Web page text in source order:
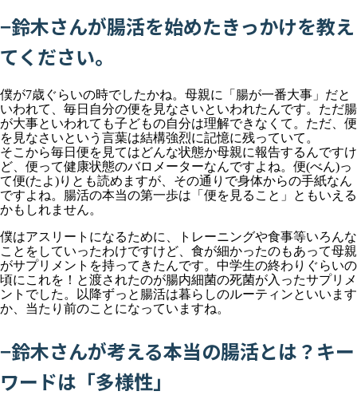
−鈴木さんが腸活を始めたきっかけを教え
てください。
僕が7歳ぐらいの時でしたかね。母親に「腸が一番大事」だと
いわれて、毎日自分の便を見なさいといわれたんです。ただ腸
が大事といわれても子どもの自分は理解できなくて。ただ、便
を見なさいという言葉は結構強烈に記憶に残っていて。
そこから毎日便を見てはどんな状態か母親に報告するんですけ
ど、便って健康状態のバロメーターなんですよね。便(べん)っ
て便(たよ)りとも読めますが、その通りで身体からの手紙なん
ですよね。腸活の本当の第一歩は「便を見ること」ともいえる
かもしれません。
僕はアスリートになるために、トレーニングや食事等いろんな
ことをしていったわけですけど、食が細かったのもあって母親
がサプリメントを持ってきたんです。中学生の終わりぐらいの
頃にこれを！と渡されたのが腸内細菌の死菌が入ったサプリメ
ントでした。以降ずっと腸活は暮らしのルーティンといいます
か、当たり前のことになっていますね。
−鈴木さんが考える本当の腸活とは？キー
ワードは「多様性」